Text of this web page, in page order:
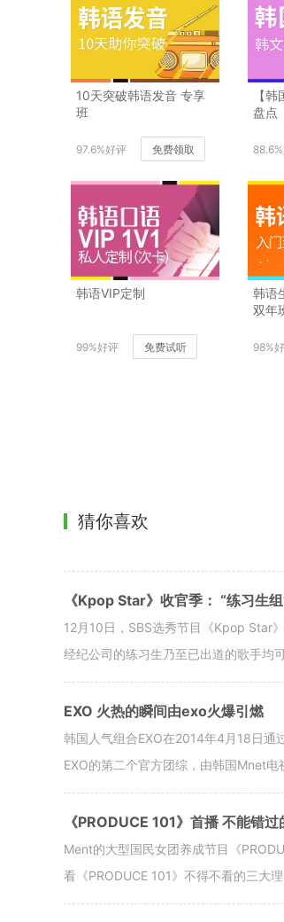
10天突破韩语发音 专享
班
97.6%好评 免费领取
【
盘点
韩语VIP定制
99%好评 免费试听
韩语
双年
98%
猜你喜欢
《Kpop Star》收官季： “练习生
12月10日，SBS选秀节目《Kpop Star
经纪公司的练习生乃至已出道的歌手均
EXO 火热的瞬间由exo火爆引燃
韩国人气组合EXO在2014年4月18日通
EXO的第二个官方团综，由韩国Mnet
《PRODUCE 101》首播 不能错过
Ment的大型国民女团养成节目《
看《PRODUCE 101》不得不看的三大理